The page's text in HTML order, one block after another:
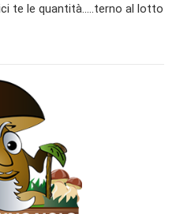
te le quantità.....terno al lotto